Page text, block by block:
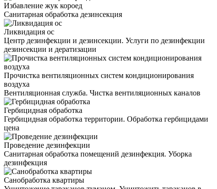
Избавление жук короед
Санитарная обработка дезинсекция
Ликвидация ос
Центр дезинфекции и дезинсекции. Услуги по дезинфекции
дезинсекции и дератизации
Прочистка вентиляционных систем кондиционирования
воздуха
Вентиляционная служба. Чистка вентиляционных каналов
Гербицидная обработка
Гербицидная обработка территории. Обработка гербицидами
цена
Проведение дезинфекции
Санитарная обработка помещений дезинфекция. Уборка
дезинфекция
Санобработка квартиры